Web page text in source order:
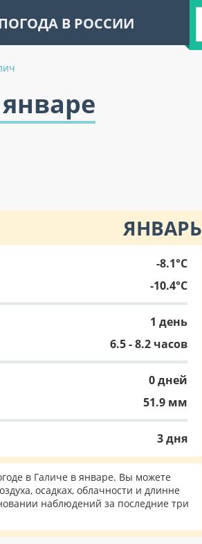
В РОССИИ
ЯНВАРЬ
-8.1°C
-10.4°C
1 день
6.5 - 8.2 часов
0 дней
51.9 мм
3 дня
в Галиче в январе. Вы можете
осадках, облачности и длинне
наблюдений за последние три